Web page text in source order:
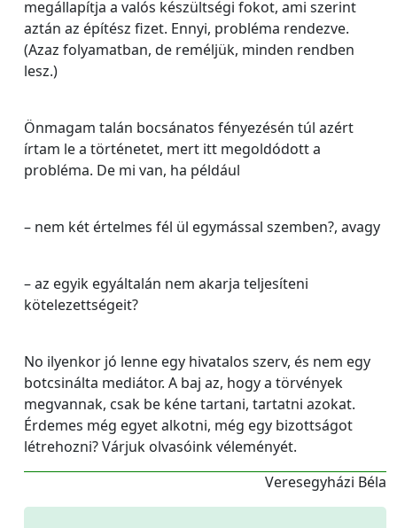
megállapítja a valós készültségi fokot, ami szerint
aztán az építész fizet. Ennyi, probléma rendezve.
(Azaz folyamatban, de reméljük, minden rendben
lesz.)
Önmagam talán bocsánatos fényezésén túl azért
írtam le a történetet, mert itt megoldódott a
probléma. De mi van, ha például
– nem két értelmes fél ül egymással szemben?, avagy
– az egyik egyáltalán nem akarja teljesíteni
kötelezettségeit?
No ilyenkor jó lenne egy hivatalos szerv, és nem egy
botcsinálta mediátor. A baj az, hogy a törvények
megvannak, csak be kéne tartani, tartatni azokat.
Érdemes még egyet alkotni, még egy bizottságot
létrehozni? Várjuk olvasóink véleményét.
Veresegyházi Béla